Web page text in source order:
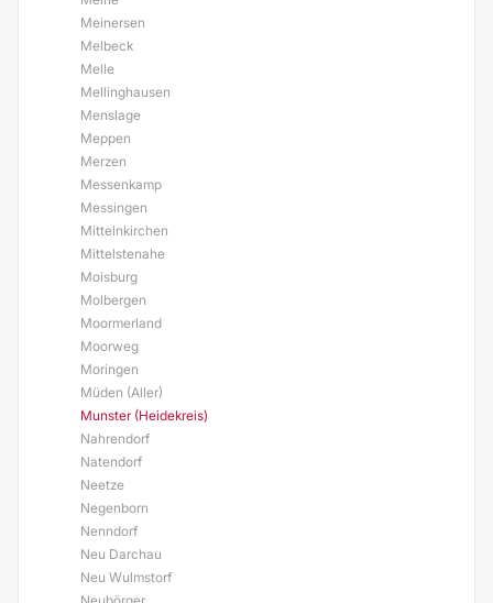
Meinersen
Melbeck
Melle
Mellinghausen
Menslage
Meppen
Merzen
Messenkamp
Messingen
Mittelnkirchen
Mittelstenahe
Moisburg
Molbergen
Moormerland
Moorweg
Moringen
Müden (Aller)
Munster (Heidekreis)
Nahrendorf
Natendorf
Neetze
Negenborn
Nenndorf
Neu Darchau
Neu Wulmstorf